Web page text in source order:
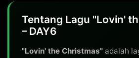
Tentang Lagu "Lovin'
– DAY6
"Lovin' the Christmas" adalah